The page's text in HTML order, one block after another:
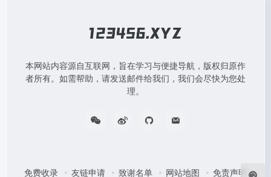
本网站内容源自互联网，旨在学习与便捷导航，版权归原作
者所有。如需帮助，请发送邮件给我们，我们会尽快为您处
理。
免费收录 友链申请 致谢名单 网站地图 免责声明